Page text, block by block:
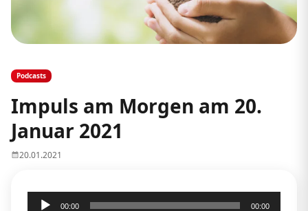
Podcasts
Impuls am Morgen am 20.
Januar 2021
20.01.2021
Audio-
00:00 00:00